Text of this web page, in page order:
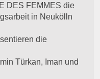
DES FEMMES die
in Neukölln
die
Türkan, Iman und